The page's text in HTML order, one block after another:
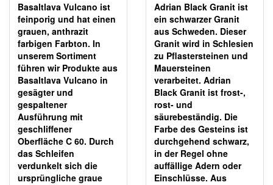
Basaltlava Vulcano ist
feinporig und hat einen
grauen, anthrazit
farbigen Farbton. In
unserem Sortiment
führen wir Produkte aus
Basaltlava Vulcano in
gesägter und
gespaltener
Ausführung mit
geschliffener
Oberfläche C 60. Durch
das Schleifen
verdunkelt sich die
ursprüngliche graue
Adrian Black Granit ist
ein schwarzer Granit
aus Schweden. Dieser
Granit wird in Schlesien
zu Pflastersteinen und
Mauersteinen
verarbeitet. Adrian
Black Granit ist frost-,
rost- und
säurebeständig. Die
Farbe des Gesteins ist
durchgehend schwarz,
in der Regel ohne
auffällige Adern oder
Einschlüsse. Aus